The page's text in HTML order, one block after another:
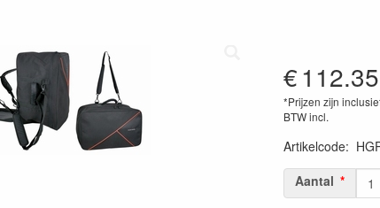
€112.35
*Prijzen zijn
BTW incl.
Artikelcode:
Aantal